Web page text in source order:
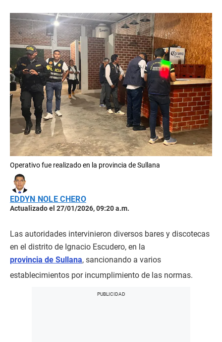
Operativo fue realizado en la provincia de Sullana
EDDYN NOLE CHERO
Actualizado el 27/01/2026, 09:20 a.m.
Las autoridades intervinieron diversos bares y discotecas
en el distrito de Ignacio Escudero, en la
provincia de Sullana, sancionando a varios
establecimientos por incumplimiento de las normas.